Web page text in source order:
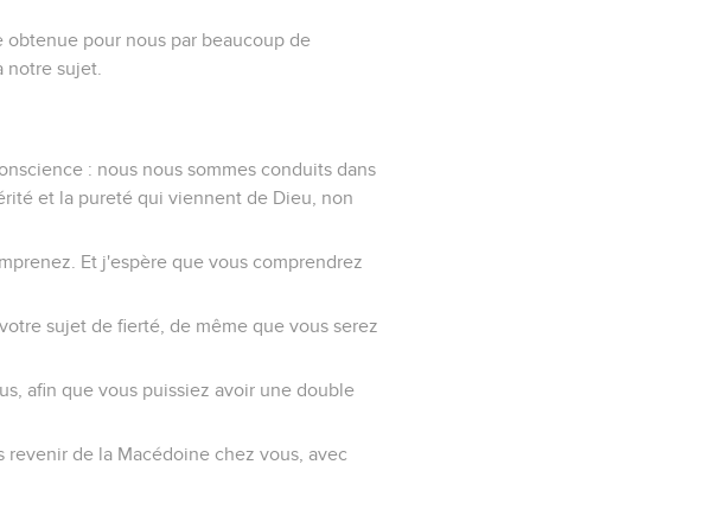
obtenue pour nous par beaucoup de
notre sujet.
: nous nous sommes conduits dans
et la pureté qui viennent de Dieu, non
Et j'espère que vous comprendrez
sujet de fierté, de même que vous serez
afin que vous puissiez avoir une double
de la Macédoine chez vous, avec